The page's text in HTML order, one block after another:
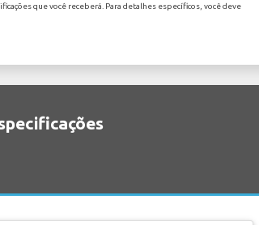
que você receberá. Para detalhes específicos, você deve